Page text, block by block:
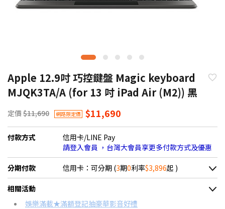
Apple 12.9吋 巧控鍵盤 Magic keyboard
MJQK3TA/A (for 13 吋 iPad Air (M2)) 黑
定價 $11,690 網路限定價 $11,690
付款方式
信用卡/LINE Pay
請登入會員 ，台灣大會員享更多付款方式及優惠
分期付款 信用卡：可分期 (3期0利率$3,896起 )
＊實際可分期數、適用利率，請以購物車顯示為主
信用卡分期
相關活動
娛樂滿載★滿額登記抽豪華影音好禮